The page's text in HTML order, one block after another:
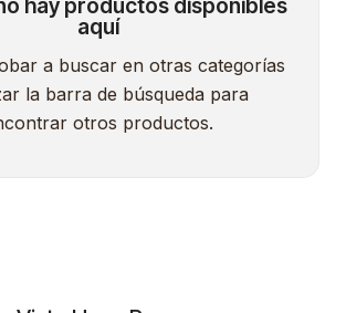
hay productos disponibles
aquí
a buscar en otras categorías
la barra de búsqueda para
otros productos.